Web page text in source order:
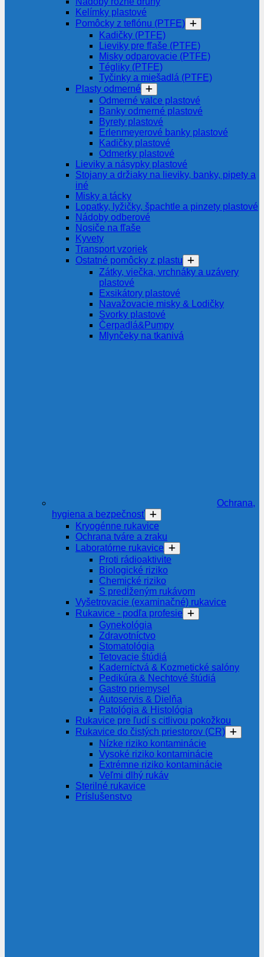
Kelímky plastové
Pomôcky z teflónu (PTFE)
Kadičky (PTFE)
Lieviky pre fľaše (PTFE)
Misky odparovacie (PTFE)
Tégliky (PTFE)
Tyčinky a miešadlá (PTFE)
Plasty odmerné
Odmerné valce plastové
Banky odmerné plastové
Byrety plastové
Erlenmeyerové banky plastové
Kadičky plastové
Odmerky plastové
Lieviky a násypky plastové
Stojany a držiaky na lieviky, banky, pipety a
iné
Misky a tácky
Lopatky, lyžičky, špachtle a pinzety plastové
Nádoby odberové
Nosiče na fľaše
Kyvety
Transport vzoriek
Ostatné pomôcky z plastu
Zátky, viečka, vrchnáky a uzávery
plastové
Exsikátory plastové
Navažovacie misky & Lodičky
Svorky plastové
Čerpadlá&Pumpy
Mlynčeky na tkanivá
Ochrana,
hygiena a bezpečnosť
Kryogénne rukavice
Ochrana tváre a zraku
Laboratórne rukavice
Proti rádioaktivite
Biologické riziko
Chemické riziko
S predĺženým rukávom
Vyšetrovacie (examinačné) rukavice
Rukavice - podľa profesie
Gynekológia
Zdravotníctvo
Stomatológia
Tetovacie štúdiá
Kaderníctvá & Kozmetické salóny
Pedikúra & Nechtové štúdiá
Gastro priemysel
Autoservis & Dielňa
Patológia & Histológia
Rukavice pre ľudí s citlivou pokožkou
Rukavice do čistých priestorov (CR)
Nízke riziko kontaminácie
Vysoké riziko kontaminácie
Extrémne riziko kontaminácie
Veľmi dlhý rukáv
Sterilné rukavice
Príslušenstvo